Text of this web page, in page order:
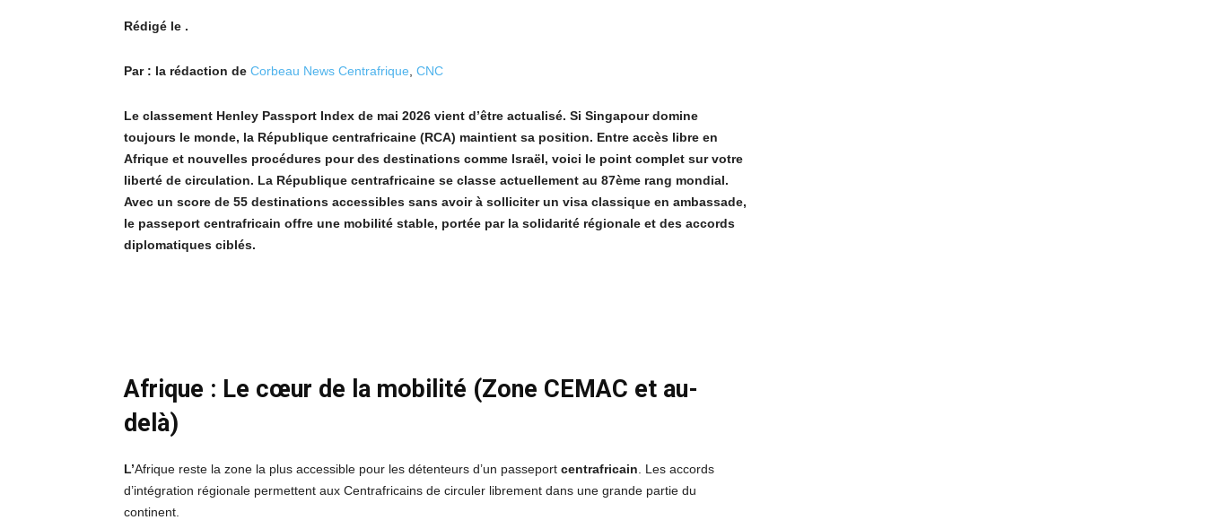
Rédigé le .
Par : la rédaction de Corbeau News Centrafrique CNC
Le classement Henley Passport Index de mai 2026 vient d’être actualisé. Si Singapour domine
toujours le monde, la République centrafricaine (RCA) maintient sa position. Entre accès libre en
Afrique et nouvelles procédures pour des destinations comme Israël, voici le point complet sur votre
liberté de circulation. La République centrafricaine se classe actuellement au 87ème rang mondial.
Avec un score de 55 destinations accessibles sans avoir à solliciter un visa classique en ambassade,
le passeport centrafricain offre une mobilité stable, portée par la solidarité régionale et des accords
diplomatiques ciblés.
Afrique : Le cœur de la mobilité (Zone CEMAC et au-
delà)
L’Afrique reste la zone la plus accessible pour les détenteurs d’un passeport centrafricain . Les accords
d’intégration régionale permettent aux Centrafricains de circuler librement dans une grande partie du
continent.